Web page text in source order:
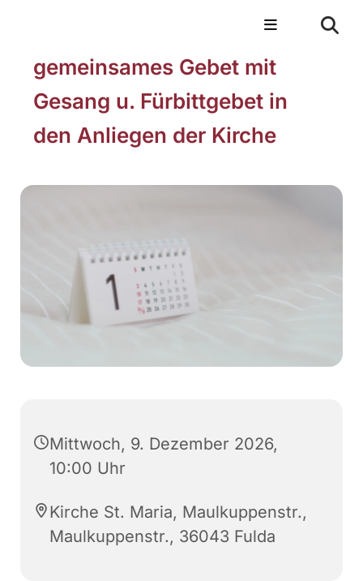
gemeinsames Gebet mit
Gesang u. Fürbittgebet in
den Anliegen der Kirche
Mittwoch, 9. Dezember 2026,
10:00 Uhr
Kirche St. Maria, Maulkuppenstr.,
Maulkuppenstr., 36043 Fulda